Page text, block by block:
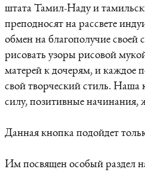
штата Тамил-Наду и
преподносят на рассвете
обмен на благополучие
рисовать узоры рисовой
матерей к дочерям, и каждое
свой творческий стиль. Наша
силу, позитивные начинания,
Данная кнопка подойдет
Им посвящен особый раздел